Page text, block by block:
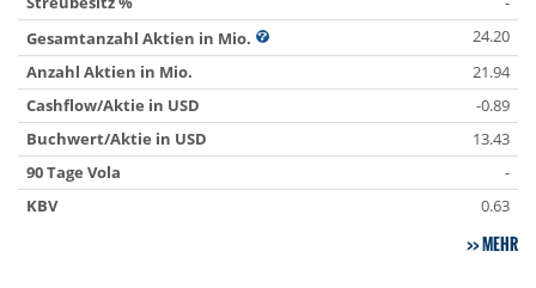
Gesamtanzahl Aktien in Mio.
24.20
Anzahl Aktien in Mio.
21.94
Cashflow/Aktie in USD
-0.89
Buchwert/Aktie in USD
13.43
90 Tage Vola
-
KBV
0.63
MEHR